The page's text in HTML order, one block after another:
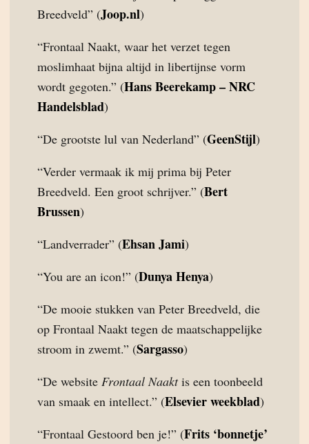
Breedveld” (Joop.nl)
“Frontaal Naakt, waar het verzet tegen
moslimhaat bijna altijd in libertijnse vorm
wordt gegoten.” (Hans Beerekamp – NRC
Handelsblad)
“De grootste lul van Nederland” (GeenStijl)
“Verder vermaak ik mij prima bij Peter
Breedveld. Een groot schrijver.” (Bert
Brussen)
“Landverrader” (Ehsan Jami)
“You are an icon!” (Dunya Henya)
“De mooie stukken van Peter Breedveld, die
op Frontaal Naakt tegen de maatschappelijke
stroom in zwemt.” (Sargasso)
“De website Frontaal Naaktis een toonbeeld
van smaak en intellect.” (Elsevier weekblad)
“Frontaal Gestoord ben je!” (Frits ‘bonnetje’